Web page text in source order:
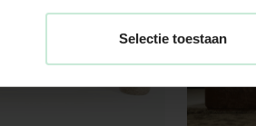
Selectie toestaan